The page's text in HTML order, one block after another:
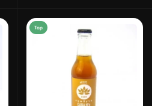
Top